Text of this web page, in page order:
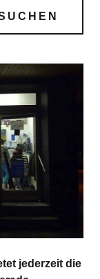
jederzeit die